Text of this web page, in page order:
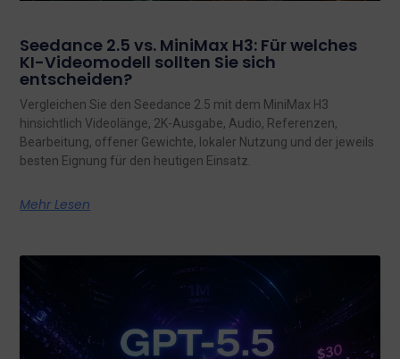
Seedance 2.5 vs. MiniMax H3: Für welches
KI-Videomodell sollten Sie sich
entscheiden?
Vergleichen Sie den Seedance 2.5 mit dem MiniMax H3
hinsichtlich Videolänge, 2K-Ausgabe, Audio, Referenzen,
Bearbeitung, offener Gewichte, lokaler Nutzung und der jeweils
besten Eignung für den heutigen Einsatz.
Mehr Lesen